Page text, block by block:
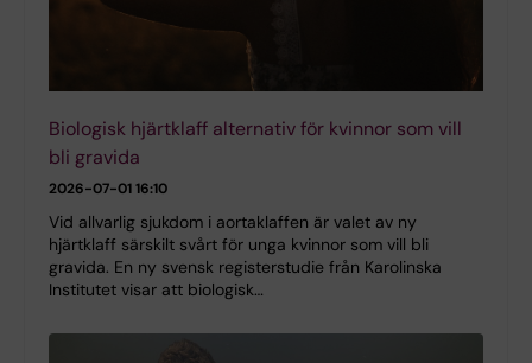
Biologisk hjärtklaff alternativ för kvinnor som vill
bli gravida
2026-07-01 16:10
Vid allvarlig sjukdom i aortaklaffen är valet av ny
hjärtklaff särskilt svårt för unga kvinnor som vill bli
gravida. En ny svensk registerstudie från Karolinska
Institutet visar att biologisk…